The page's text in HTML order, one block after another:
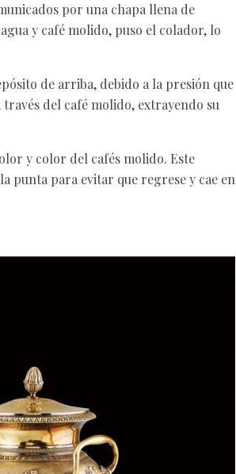
por una chapa llena de
y café molido, puso el colador, lo
de arriba, debido a la presión que
del café molido, extrayendo su
y color del cafés molido. Este
punta para evitar que regrese y cae en